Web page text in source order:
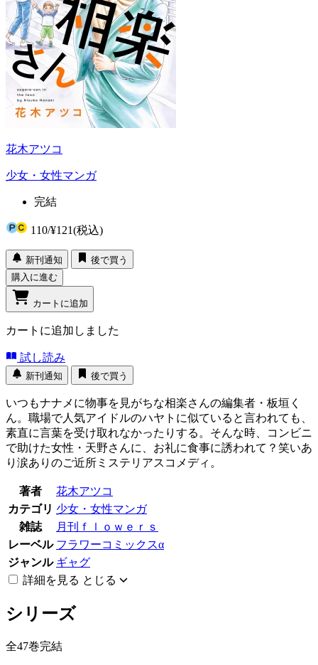
花木アツコ
少女・女性マンガ
完結
110/¥121(税込)
新刊通知
後で買う
購入に進む
カートに追加
カートに追加しました
試し読み
新刊通知 後で買う
いつもナナメに物事を見がちな相楽さんの編集者・板垣く
ん。職場で人気アイドルのハヤトに似ていると言われても、
素直に言葉を受け取れなかったりする。そんな時、コンビニ
で助けた女性・天野さんに、お礼に食事に誘われて？笑いあ
り涙ありのご近所ミステリアスコメディ。
著者
花木アツコ
カテゴリ 少女・女性マンガ
雑誌
月刊ｆｌｏｗｅｒｓ
レーベル フラワーコミックスα
ジャンル ギャグ
詳細を見る とじる
シリーズ
全47巻完結